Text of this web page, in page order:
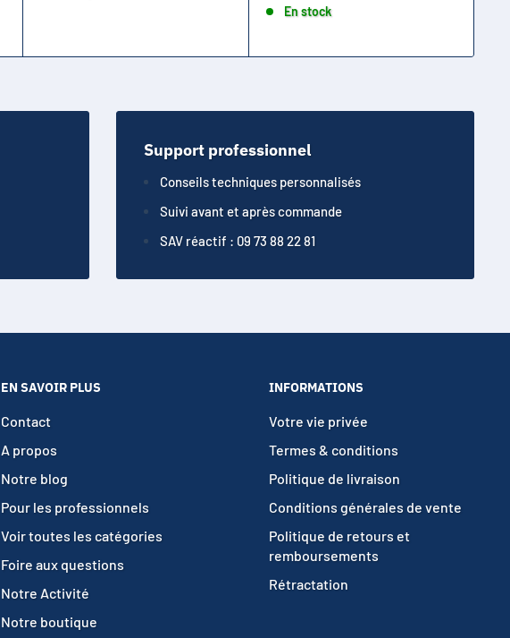
En stock
Support professionnel
Conseils techniques personnalisés
Suivi avant et après commande
SAV réactif : 09 73 88 22 81
EN SAVOIR PLUS
Contact
A propos
Notre blog
Pour les professionnels
Voir toutes les catégories
Foire aux questions
Notre Activité
Notre boutique
INFORMATIONS
Votre vie privée
Termes & conditions
Politique de livraison
Conditions générales de vente
Politique de retours et
remboursements
Rétractation